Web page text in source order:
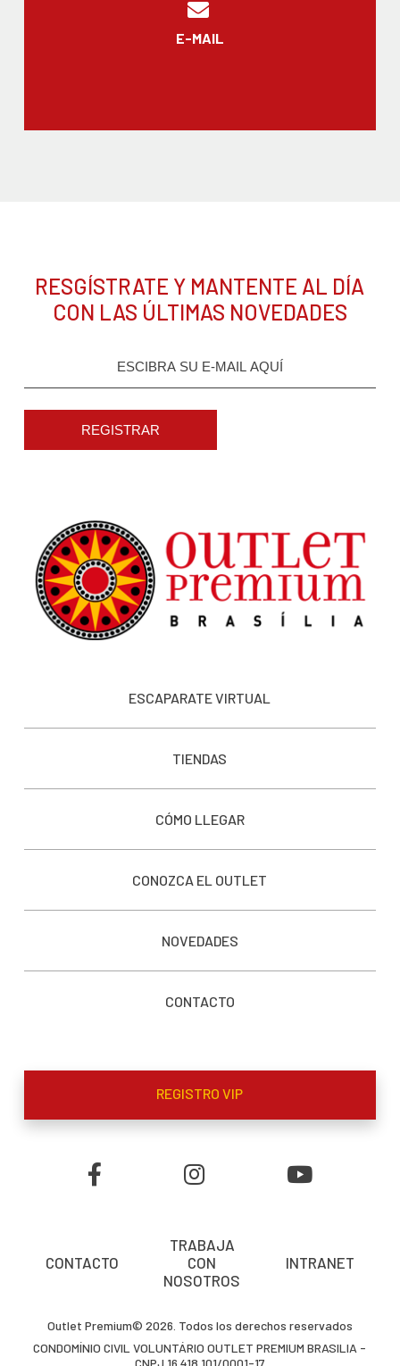
E-MAIL
RESGÍSTRATE Y MANTENTE AL DÍA
CON LAS ÚLTIMAS NOVEDADES
REGISTRAR
ESCAPARATE VIRTUAL
TIENDAS
CÓMO LLEGAR
CONOZCA EL OUTLET
NOVEDADES
CONTACTO
REGISTRO VIP
CONTACTO
TRABAJA
CON
NOSOTROS
INTRANET
Outlet Premium© 2026. Todos los derechos reservados
CONDOMÍNIO CIVIL VOLUNTÁRIO OUTLET PREMIUM BRASILIA -
CNPJ 16.418.101/0001-17